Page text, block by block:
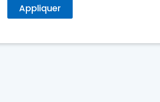
Appliquer